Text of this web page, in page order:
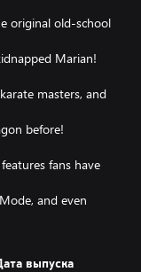
original old-school
Marian!
masters, and
before!
fans have
and even
выпуска